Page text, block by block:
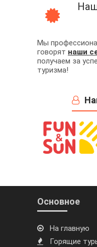
Мы
говорят наши
получаем за
туризма!
Основное
На главную
Горящие